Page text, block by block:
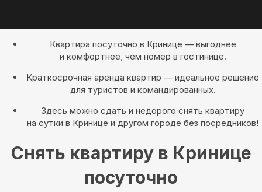
Квартира посуточно в Кринице — выгоднее
и комфортнее, чем номер в гостинице.
Краткосрочная аренда квартир — идеальное решение
для туристов и командированных.
Здесь можно сдать и недорого снять квартиру
на сутки в Кринице и другом городе без посредников!
Снять квартиру в Кринице
посуточно